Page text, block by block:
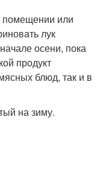
помещении или
лук
осени, пока
продукт
блюд, так и в